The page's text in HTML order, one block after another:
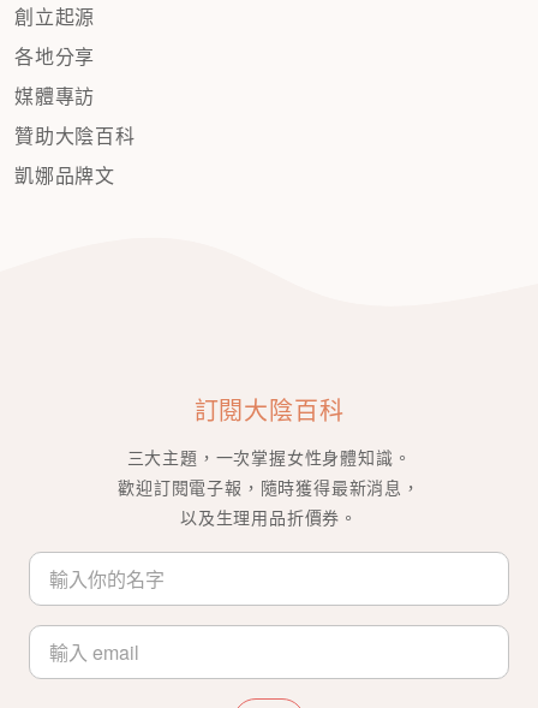
創立起源
各地分享
媒體專訪
贊助大陰百科
凱娜品牌文
訂閱大陰百科
三大主題，一次掌握女性身體知識。
歡迎訂閱電子報，隨時獲得最新消息，
以及生理用品折價券。